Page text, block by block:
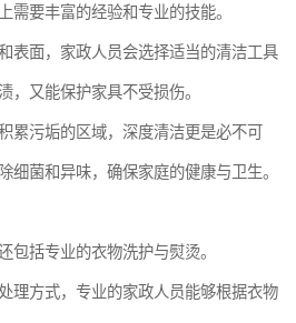
需要丰富的经验和专业的技能。
表面，家政人员会选择适当的清洁工具
，又能保护家具不受损伤。
累污垢的区域，深度清洁更是必不可
细菌和异味，确保家庭的健康与卫生。
包括专业的衣物洗护与熨烫。
理方式，专业的家政人员能够根据衣物